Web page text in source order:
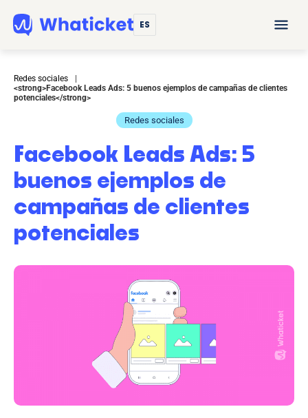
ES
Redes sociales
<strong>Facebook Leads Ads: 5 buenos ejemplos de campañas de clientes
potenciales</strong>
Redes sociales
Facebook Leads Ads: 5
buenos ejemplos de
campañas de clientes
potenciales